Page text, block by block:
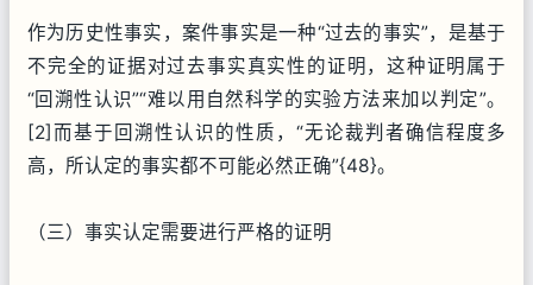
作为历史性事实，案件事实是一种“过去的事实”，是基于
不完全的证据对过去事实真实性的证明，这种证明属于
“回溯性认识”“难以用自然科学的实验方法来加以判定”。
[2]而基于回溯性认识的性质，“无论裁判者确信程度多
高，所认定的事实都不可能必然正确”{48}。
（三）事实认定需要进行严格的证明